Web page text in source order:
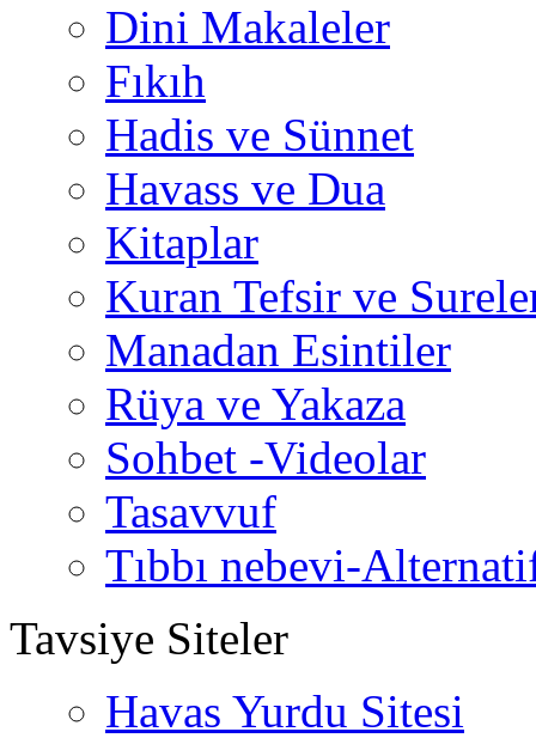
Dini Makaleler
Fıkıh
Hadis ve Sünnet
Havass ve Dua
Kitaplar
Kuran Tefsir ve
Manadan Esintiler
Rüya ve Yakaza
Sohbet -Videolar
Tasavvuf
Tıbbı nebevi-
Tavsiye Siteler
Havas Yurdu Sitesi